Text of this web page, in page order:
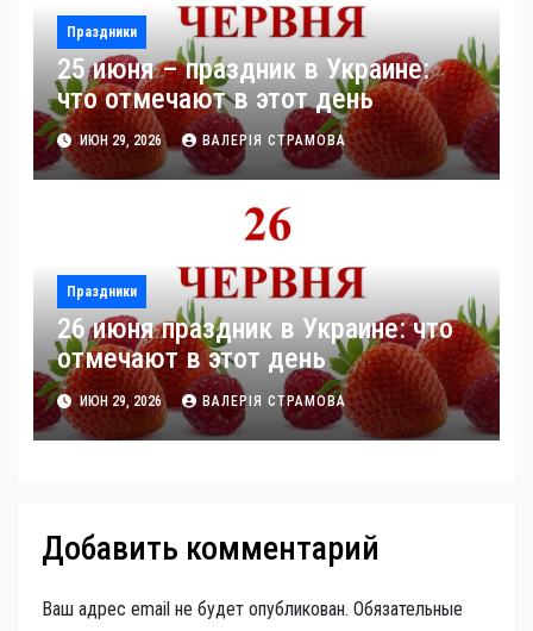
Праздники
25 июня – праздник в Украине:
что отмечают в этот день
ИЮН 29, 2026 ВАЛЕРІЯ СТРАМОВА
Праздники
26 июня праздник в Украине: что
отмечают в этот день
ИЮН 29, 2026 ВАЛЕРІЯ СТРАМОВА
Добавить комментарий
Ваш адрес email не будет опубликован. Обязательные